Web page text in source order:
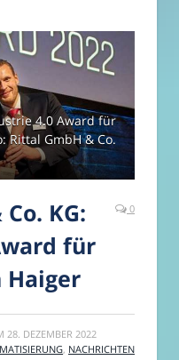
4.0 Award für
Rittal GmbH & Co.
KG:
für
Haiger
0
28. DEZEMBER 2022
NACHRICHTEN